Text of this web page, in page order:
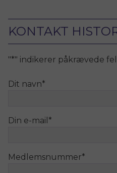
KONTAKT
"*" indikerer påkrævede
Dit navn*
Din e-mail *
Medlemsnummer*